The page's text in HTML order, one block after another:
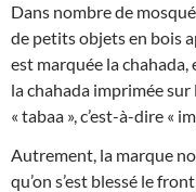
Dans nombre de
de petits objets en bois
est marquée la
la chahada imprimée
« tabaa », c’est-à-dire «
Autrement, la marque
qu’on s’est blessé le